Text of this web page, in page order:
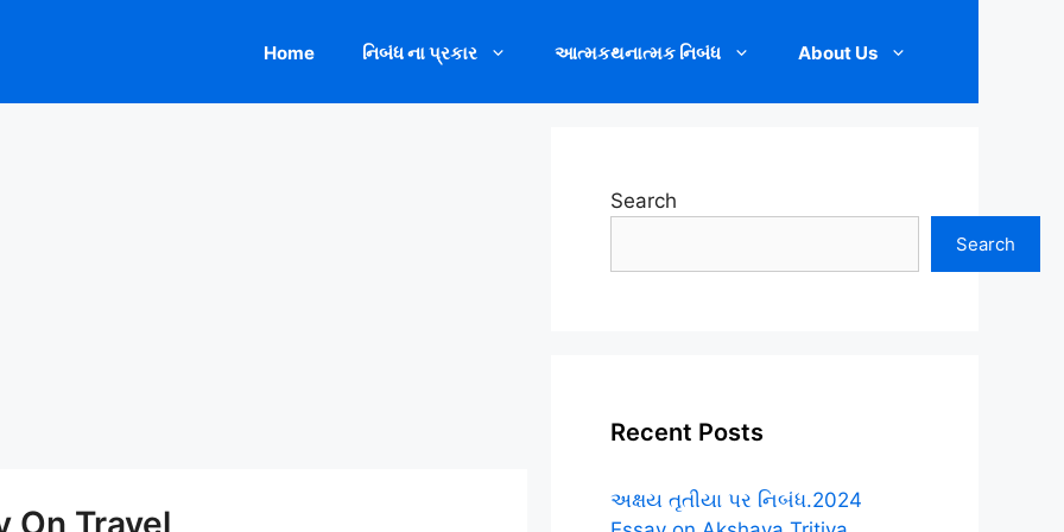
Home નિબંધ ના પ્રકાર આત્મકથનાત્મક નિબંધ About Us
On Travel
Search
Search
Recent Posts
અક્ષય તૃતીયા પર નિબંધ.2024